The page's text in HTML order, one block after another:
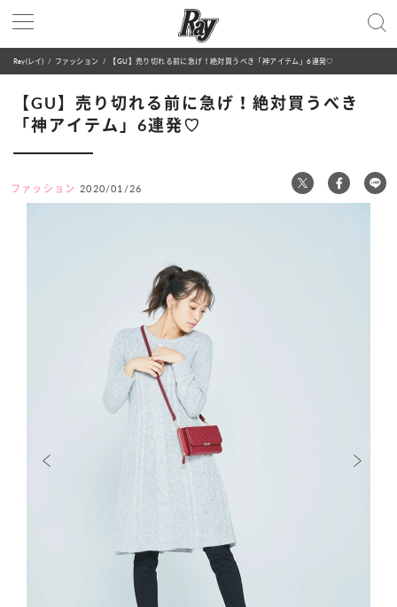
Ray(レイ) ファッション 【GU】売り切れる前に急げ！絶対買うべき「神アイテム」6連発♡
【GU】売り切れる前に急げ！絶対買うべき
「神アイテム」6連発♡
ファッション 2020/01/26